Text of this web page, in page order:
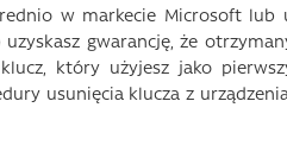
w markecie Microsoft lub
gwarancję, że
który użyjesz jako
usunięcia klucza z